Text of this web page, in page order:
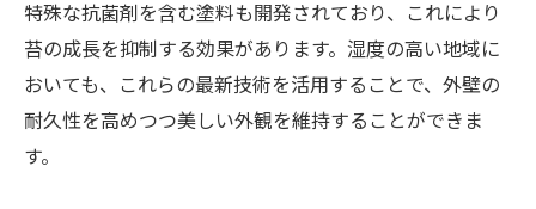
訣
美しさを保つ苔防止の外壁塗装選び
外壁塗装で苔と色あせを防ぐ方法
特殊な抗菌剤を含む塗料も開発されており、これにより
苔の成長を抑制する効果があります。湿度の高い地域に
おいても、これらの最新技術を活用することで、外壁の
耐久性を高めつつ美しい外観を維持することができま
す。